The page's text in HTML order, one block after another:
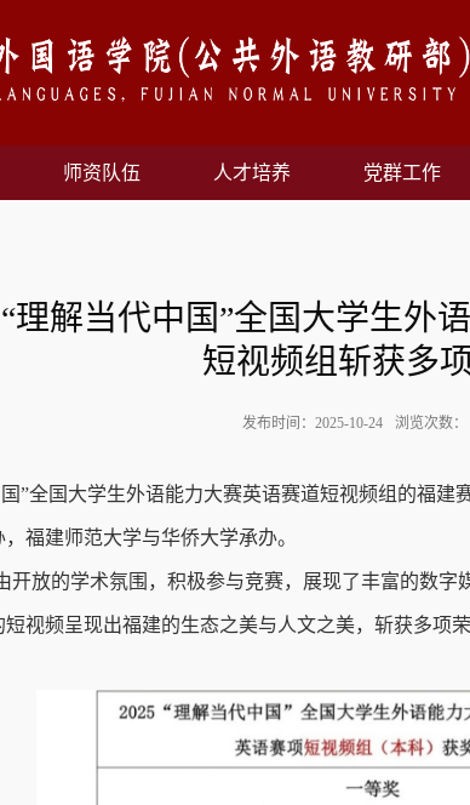
师资队伍 人才培养 党群工作
理解当代中国”全国大学生外
短视频组斩获多
发布时间：2025-10-24 浏览次数：
”全国大学生外语能力大赛英语赛道短视频组的福
福建师范大学与华侨大学承办。
开放的学术氛围，积极参与竞赛，展现了丰富的数
视频呈现出福建的生态之美与人文之美，斩获多项荣